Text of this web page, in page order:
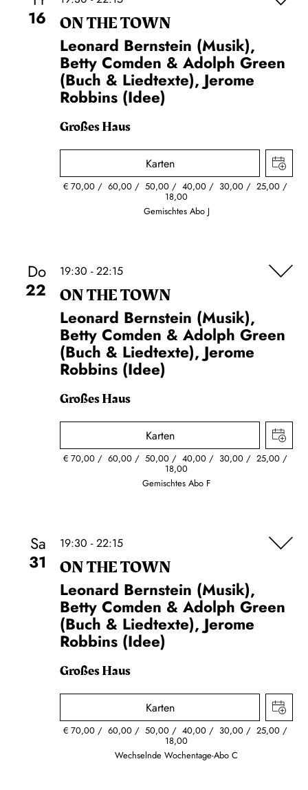
16
ON THE TOWN
Leonard Bernstein (Musik),
Betty Comden & Adolph Green
(Buch & Liedtexte), Jerome
Robbins (Idee)
Großes Haus
Karten
€ 70,00 60,00 50,00 40,00 30,00 25,00
18,00
Gemischtes Abo J
Do
22
19:30 - 22:15
ON THE TOWN
Leonard Bernstein (Musik),
Betty Comden & Adolph Green
(Buch & Liedtexte), Jerome
Robbins (Idee)
Großes Haus
Karten
€ 70,00 60,00 50,00 40,00 30,00 25,00
18,00
Gemischtes Abo F
Sa
31
19:30 - 22:15
ON THE TOWN
Leonard Bernstein (Musik),
Betty Comden & Adolph Green
(Buch & Liedtexte), Jerome
Robbins (Idee)
Großes Haus
Karten
€ 70,00 60,00 50,00 40,00 30,00 25,00
18,00
Wechselnde Wochentage-Abo C